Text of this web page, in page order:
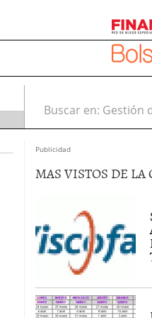
Buscar en:
Publicidad
MAS VISTOS DE LA